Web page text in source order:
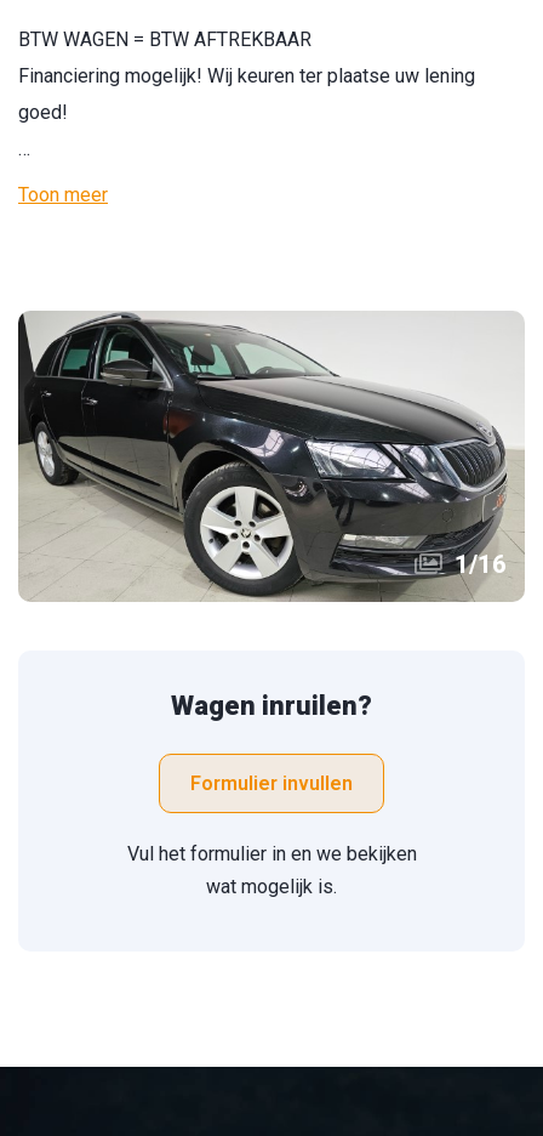
BTW WAGEN = BTW AFTREKBAAR
Financiering mogelijk! Wij keuren ter plaatse uw lening
goed!
…
Toon meer
1/16
Wagen inruilen?
Formulier invullen
Vul het formulier in en we bekijken
wat mogelijk is.